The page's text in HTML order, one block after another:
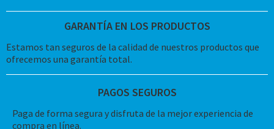
GARANTÍA EN LOS PRODUCTOS
Estamos tan seguros de la calidad de nuestros productos que
ofrecemos una garantía total.
PAGOS SEGUROS
Paga de forma segura y disfruta de la mejor experiencia de
compra en línea.